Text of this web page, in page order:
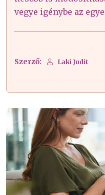
vegye igénybe az
Szerző: Laki Judit